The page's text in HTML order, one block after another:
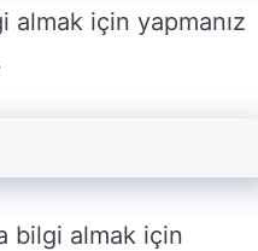
almak için yapmanız
bilgi almak için